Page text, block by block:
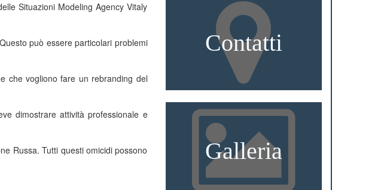
Situazioni Modeling Agency Vitaly
può essere particolari problemi
che vogliono fare un rebranding del
dimostrare attività professionale e
Russa. Tutti questi omicidi possono
Contatti
Galleria